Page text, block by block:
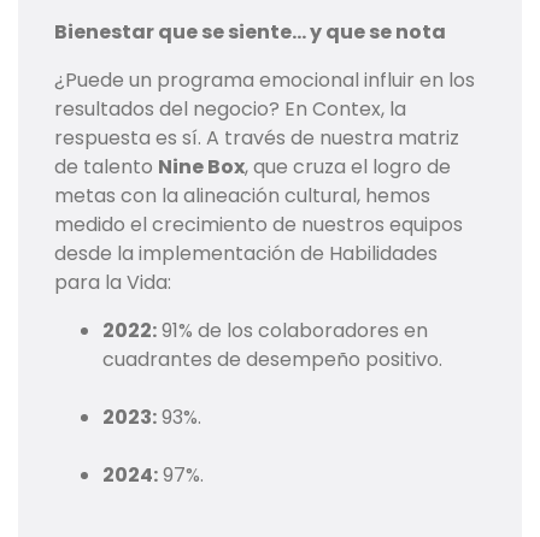
Bienestar que se siente… y que se nota
¿Puede un programa emocional influir en los
resultados del negocio? En Contex, la
respuesta es sí. A través de nuestra matriz
de talento Nine Box, que cruza el logro de
metas con la alineación cultural, hemos
medido el crecimiento de nuestros equipos
desde la implementación de Habilidades
para la Vida:
2022:91% de los colaboradores en
cuadrantes de desempeño positivo.
2023:93%.
2024:97%.